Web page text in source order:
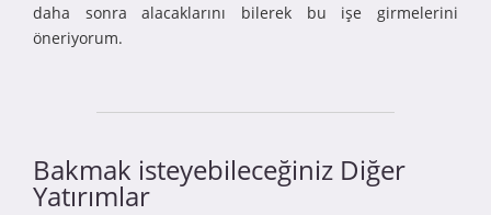
daha sonra alacaklarını bilerek bu işe girmelerini
öneriyorum.
Bakmak isteyebileceğiniz Diğer
Yatırımlar